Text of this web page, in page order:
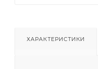
ХАРАКТЕРИСТИКИ